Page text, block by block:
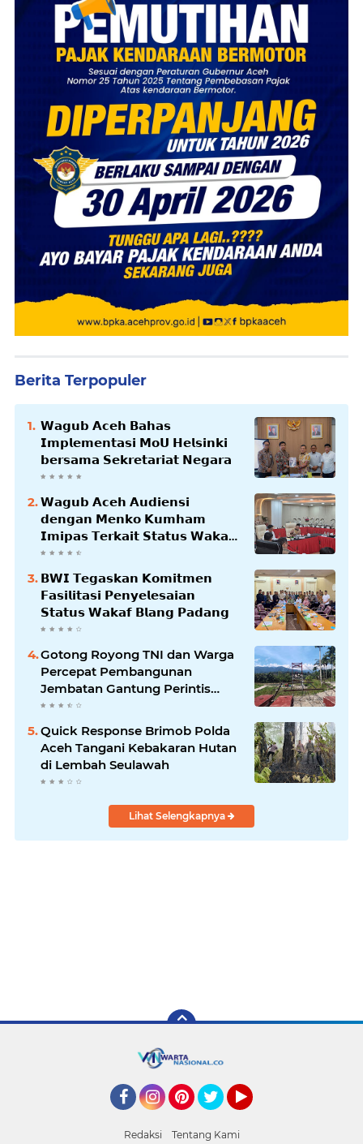
Berita Terpopuler
𝗪𝗮𝗴𝘂𝗯 𝗔𝗰𝗲𝗵 𝗕𝗮𝗵𝗮𝘀
𝗜𝗺𝗽𝗹𝗲𝗺𝗲𝗻𝘁𝗮𝘀𝗶 𝗠𝗼𝗨 𝗛𝗲𝗹𝘀𝗶𝗻𝗸𝗶
𝗯𝗲𝗿𝘀𝗮𝗺𝗮 𝗦𝗲𝗸𝗿𝗲𝘁𝗮𝗿𝗶𝗮𝘁 𝗡𝗲𝗴𝗮𝗿𝗮
𝗪𝗮𝗴𝘂𝗯 𝗔𝗰𝗲𝗵 𝗔𝘂𝗱𝗶𝗲𝗻𝘀𝗶
𝗱𝗲𝗻𝗴𝗮𝗻 𝗠𝗲𝗻𝗸𝗼 𝗞𝘂𝗺𝗵𝗮𝗺
𝗜𝗺𝗶𝗽𝗮𝘀 𝗧𝗲𝗿𝗸𝗮𝗶𝘁 𝗦𝘁𝗮𝘁𝘂𝘀 𝗪𝗮𝗸𝗮𝗳
𝗕𝗹𝗮𝗻𝗴𝗽𝗮𝗱𝗮𝗻𝗴
𝗕𝗪𝗜 𝗧𝗲𝗴𝗮𝘀𝗸𝗮𝗻 𝗞𝗼𝗺𝗶𝘁𝗺𝗲𝗻
𝗙𝗮𝘀𝗶𝗹𝗶𝘁𝗮𝘀𝗶 𝗣𝗲𝗻𝘆𝗲𝗹𝗲𝘀𝗮𝗶𝗮𝗻
𝗦𝘁𝗮𝘁𝘂𝘀 𝗪𝗮𝗸𝗮𝗳 𝗕𝗹𝗮𝗻𝗴 𝗣𝗮𝗱𝗮𝗻𝗴
Gotong Royong TNI dan Warga
Percepat Pembangunan
Jembatan Gantung Perintis
Kuta Ujung Aceh Tenggara
Quick Response Brimob Polda
Aceh Tangani Kebakaran Hutan
di Lembah Seulawah
Lihat Selengkapnya
Redaksi Tentang Kami